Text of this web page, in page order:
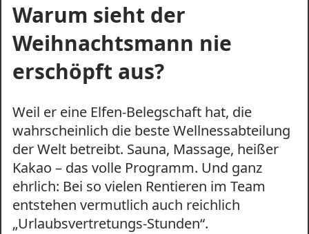
Warum sieht der
Weihnachtsmann nie
erschöpft aus?
Weil er eine Elfen-Belegschaft hat, die
wahrscheinlich die beste Wellnessabteilung
der Welt betreibt. Sauna, Massage, heißer
Kakao – das volle Programm. Und ganz
ehrlich: Bei so vielen Rentieren im Team
entstehen vermutlich auch reichlich
„Urlaubsvertretungs-Stunden“.